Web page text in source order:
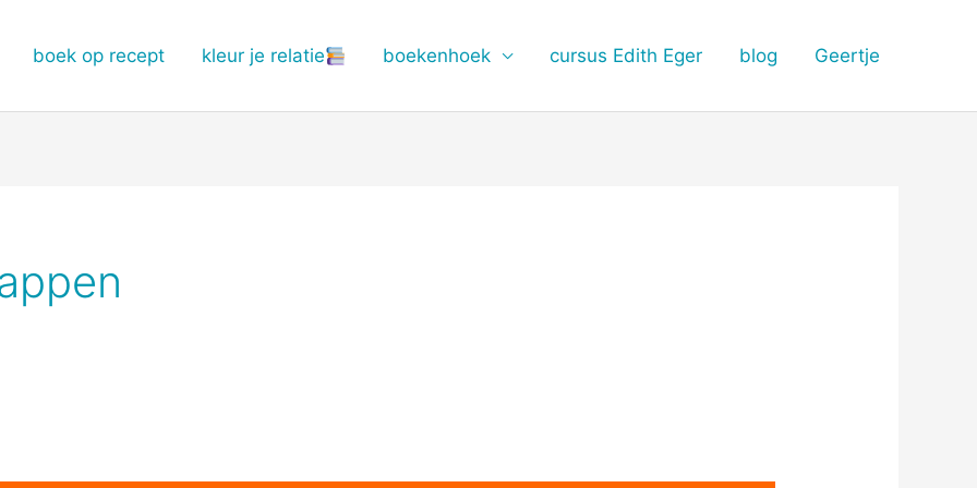
boek op recept kleur je relatie boekenhoek cursus Edith Eger blog Geertje